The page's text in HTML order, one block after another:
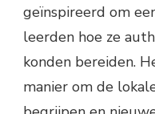
geïnspireerd om
leerden hoe ze
konden bereiden.
manier om de